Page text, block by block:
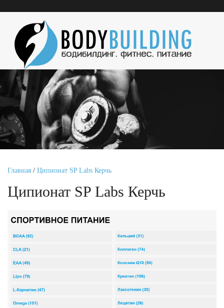
Главная / Ципионат SP Labs Керчь
Ципионат SP Labs Керчь